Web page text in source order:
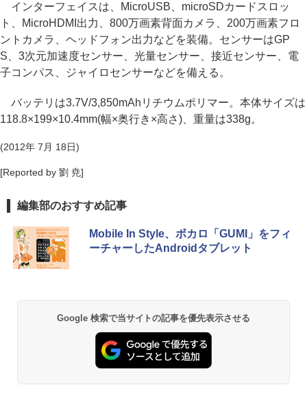
インターフェイスは、MicroUSB、microSDカードスロッ
ト、MicroHDMI出力、800万画素背面カメラ、200万画素フロ
ントカメラ、ヘッドフォン出力などを装備。センサーはGP
S、3次元加速度センサー、光量センサー、接近センサー、電
子コンパス、ジャイロセンサーなどを備える。
バッテリは3.7V/3,850mAhリチウムポリマー。本体サイズは
118.8×199×10.4mm(幅×奥行き×高さ)、重量は338g。
(2012年 7月 18日)
[Reported by 劉 尭]
編集部のおすすめ記事
Mobile In Style、ボカロ「GUMI」をフィ
ーチャーしたAndroidタブレット
Google 検索で当サイトの記事を優先表示させる